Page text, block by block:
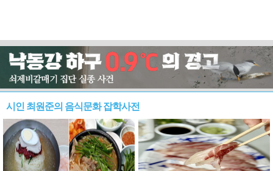
시인 최원준의 음식문화 잡학사전